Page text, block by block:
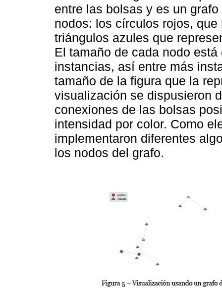
entre las bolsas y es un
nodos: los círculos rojos,
triángulos azules que
El tamaño de cada nodo
instancias, así entre más
tamaño de la figura que la
visualización se dispusieron
conexiones de las bolsas
intensidad por color. Como
implementaron diferentes
los nodos del grafo.